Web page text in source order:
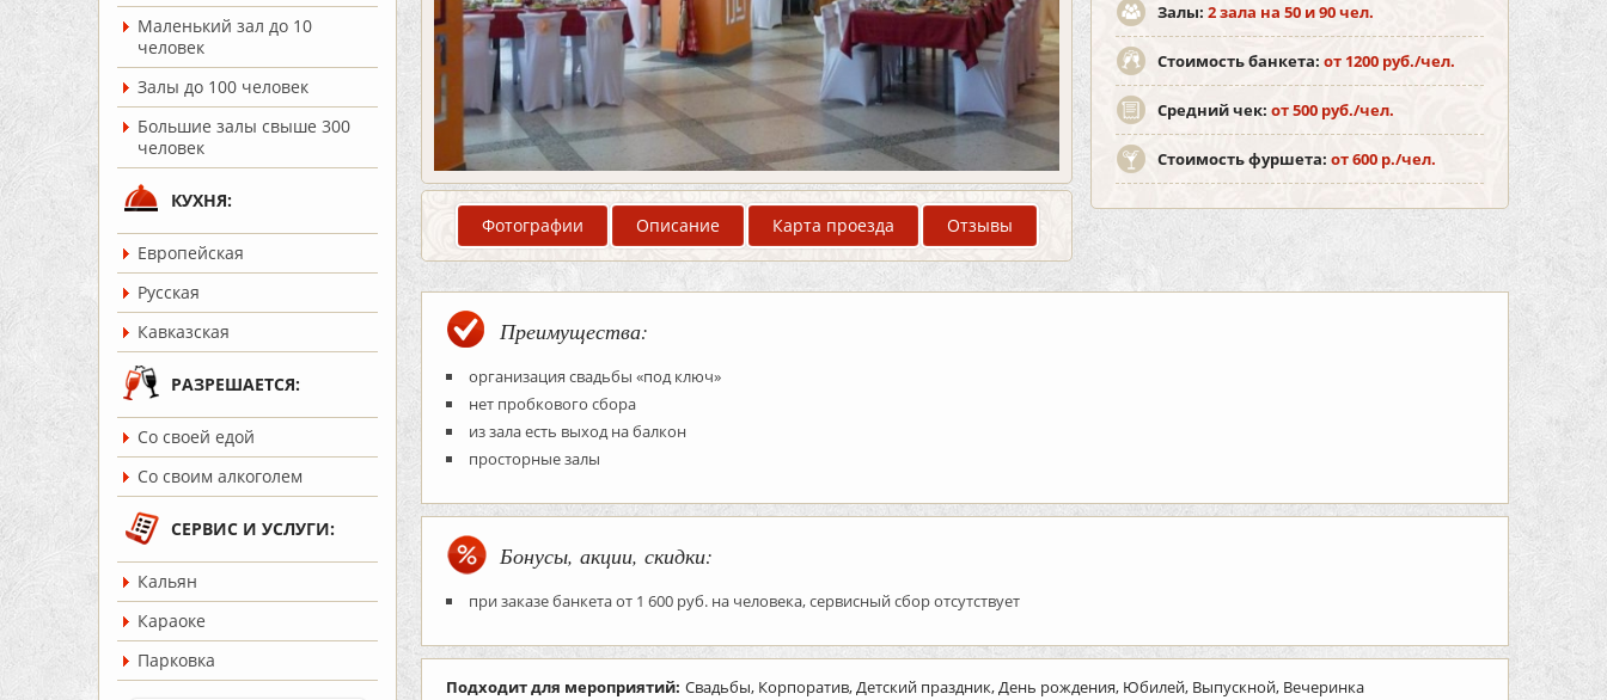
Маленький зал до 10
человек
Залы до 100 человек
Большие залы свыше 300
человек
КУХНЯ:
Европейская
Русская
Кавказская
РАЗРЕШАЕТСЯ:
Со своей едой
Со своим алкоголем
СЕРВИС И УСЛУГИ:
Кальян
Караоке
Парковка
Фотографии Описание Карта проезда Отзывы
Залы: 2 зала на 50 и 90 чел.
Стоимость банкета: от 1200 руб./чел.
Средний чек: от 500 руб./чел.
Стоимость фуршета: от 600 р./чел.
Преимущества:
организация свадьбы «под ключ»
нет пробкового сбора
из зала есть выход на балкон
просторные залы
Бонусы, акции, скидки:
при заказе банкета от 1 600 руб. на человека, сервисный сбор отсутствует
Подходит для мероприятий: Свадьбы, Корпоратив, Детский праздник, День рождения, Юбилей, Выпускной, Вечеринка